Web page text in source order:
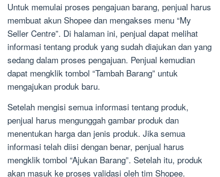
Untuk memulai proses pengajuan barang, penjual harus
membuat akun Shopee dan mengakses menu “My
Seller Centre”. Di halaman ini, penjual dapat melihat
informasi tentang produk yang sudah diajukan dan yang
sedang dalam proses pengajuan. Penjual kemudian
dapat mengklik tombol “Tambah Barang” untuk
mengajukan produk baru.
Setelah mengisi semua informasi tentang produk,
penjual harus mengunggah gambar produk dan
menentukan harga dan jenis produk. Jika semua
informasi telah diisi dengan benar, penjual harus
mengklik tombol “Ajukan Barang”. Setelah itu, produk
akan masuk ke proses validasi oleh tim Shopee.